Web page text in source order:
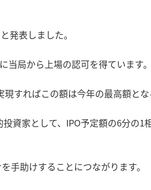
発表しました。
局から上場の認可を得ています。
すればこの額は今年の最高額とな
資家として、IPO予定額の6分の1
手助けすることにつながります。